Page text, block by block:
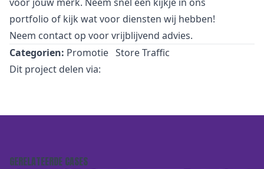
portfolio of kijk wat voor diensten wij hebben!
Neem contact op voor vrijblijvend advies.
Categorien: Promotie Store Traffic
Dit project delen via:
GERELATEERDE CASES